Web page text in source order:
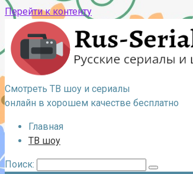
Перейти к контенту
Смотреть ТВ шоу и сериалы
онлайн в хорошем качестве бесплатно
Главная
ТВ шоу
Поиск: